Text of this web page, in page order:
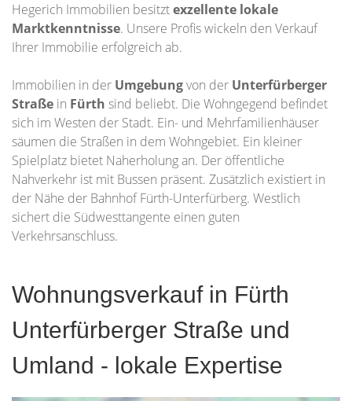
Hegerich Immobilien besitztexzellente lokale
Marktkenntnisse. Unsere Profis wickeln den Verkauf
Ihrer Immobilie erfolgreich ab.
Immobilien in der Umgebungvon der Unterfürberger
Straße in Fürth sind beliebt. Die Wohngegend befindet
sich im Westen der Stadt. Ein- und Mehrfamilienhäuser
säumen die Straßen in dem Wohngebiet. Ein kleiner
Spielplatz bietet Naherholung an. Der öffentliche
Nahverkehr ist mit Bussen präsent. Zusätzlich existiert in
der Nähe der Bahnhof Fürth-Unterfürberg. Westlich
sichert die Südwesttangente einen guten
Verkehrsanschluss.
Wohnungsverkauf in Fürth
Unterfürberger Straße und
Umland - lokale Expertise